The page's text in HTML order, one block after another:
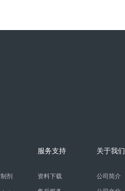
剂
服务支持
资料下载
关于我们
公司简介